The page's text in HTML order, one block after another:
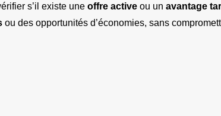
s’il existe une offre active ou un avantage
ou des opportunités d’économies, sans